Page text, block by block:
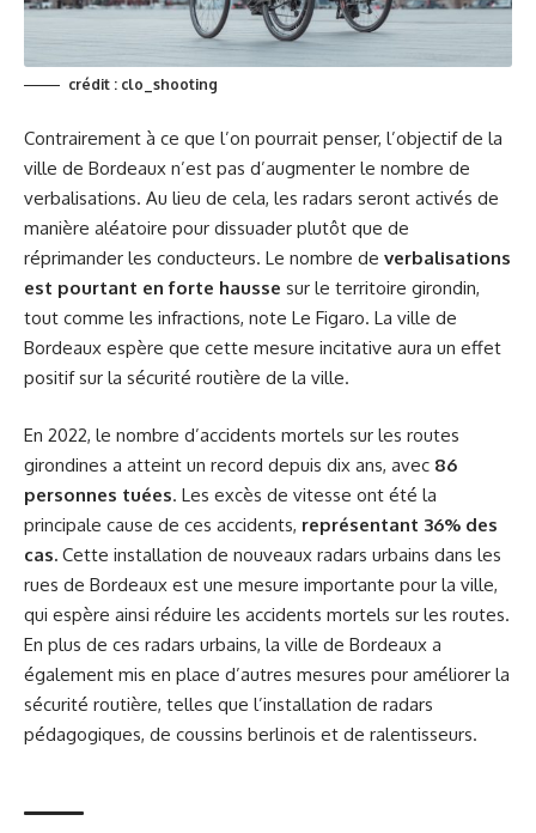
crédit : clo_shooting
Contrairement à ce que l’on pourrait penser, l’objectif de la
ville de Bordeaux n’est pas d’augmenter le nombre de
verbalisations. Au lieu de cela, les radars seront activés de
manière aléatoire pour dissuader plutôt que de
réprimander les conducteurs. Le nombre de verbalisations
est pourtant en forte hausse sur le territoire girondin,
tout comme les infractions, note Le Figaro. La ville de
Bordeaux espère que cette mesure incitative aura un effet
positif sur la sécurité routière de la ville.
En 2022, le nombre d’accidents mortels sur les routes
girondines a atteint un record depuis dix ans, avec 86
personnes tuées. Les excès de vitesse ont été la
principale cause de ces accidents, représentant 36% des
cas. Cette installation de nouveaux radars urbains dans les
rues de Bordeaux est une mesure importante pour la ville,
qui espère ainsi réduire les accidents mortels sur les routes.
En plus de ces radars urbains, la ville de Bordeaux a
également mis en place d’autres mesures pour améliorer la
sécurité routière, telles que l’installation de radars
pédagogiques, de coussins berlinois et de ralentisseurs.